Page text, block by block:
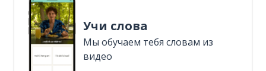
Учи слова
Мы обучаем тебя словам из
видео